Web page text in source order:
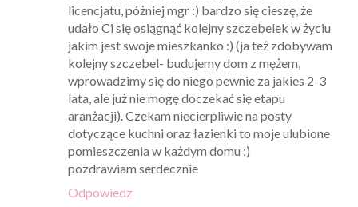
licencjatu, póżniej mgr :) bardzo się cieszę, że
udało Ci się osiągnąć kolejny szczebelek w życiu
jakim jest swoje mieszkanko :) (ja też zdobywam
kolejny szczebel- budujemy dom z mężem,
wprowadzimy się do niego pewnie za jakies 2-3
lata, ale już nie mogę doczekać się etapu
aranżacji). Czekam niecierpliwie na posty
dotyczące kuchni oraz łazienki to moje ulubione
pomieszczenia w każdym domu :)
pozdrawiam serdecznie
Odpowiedz